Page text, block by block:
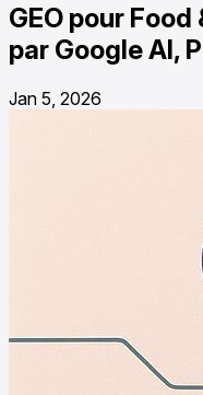
GEO pour
par Google AI,
Jan 5, 2026